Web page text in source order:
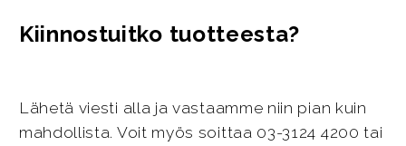
Kiinnostuitko tuotteesta?
Lähetä viesti alla ja vastaamme niin pian kuin
mahdollista. Voit myös soittaa 03-3124 4200 tai